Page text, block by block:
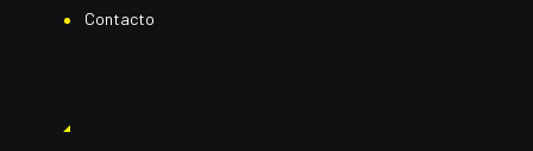
Contacto